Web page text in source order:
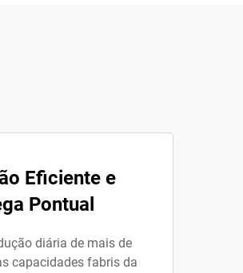
Eficiente e
Pontual
diária de mais de
capacidades fabris da